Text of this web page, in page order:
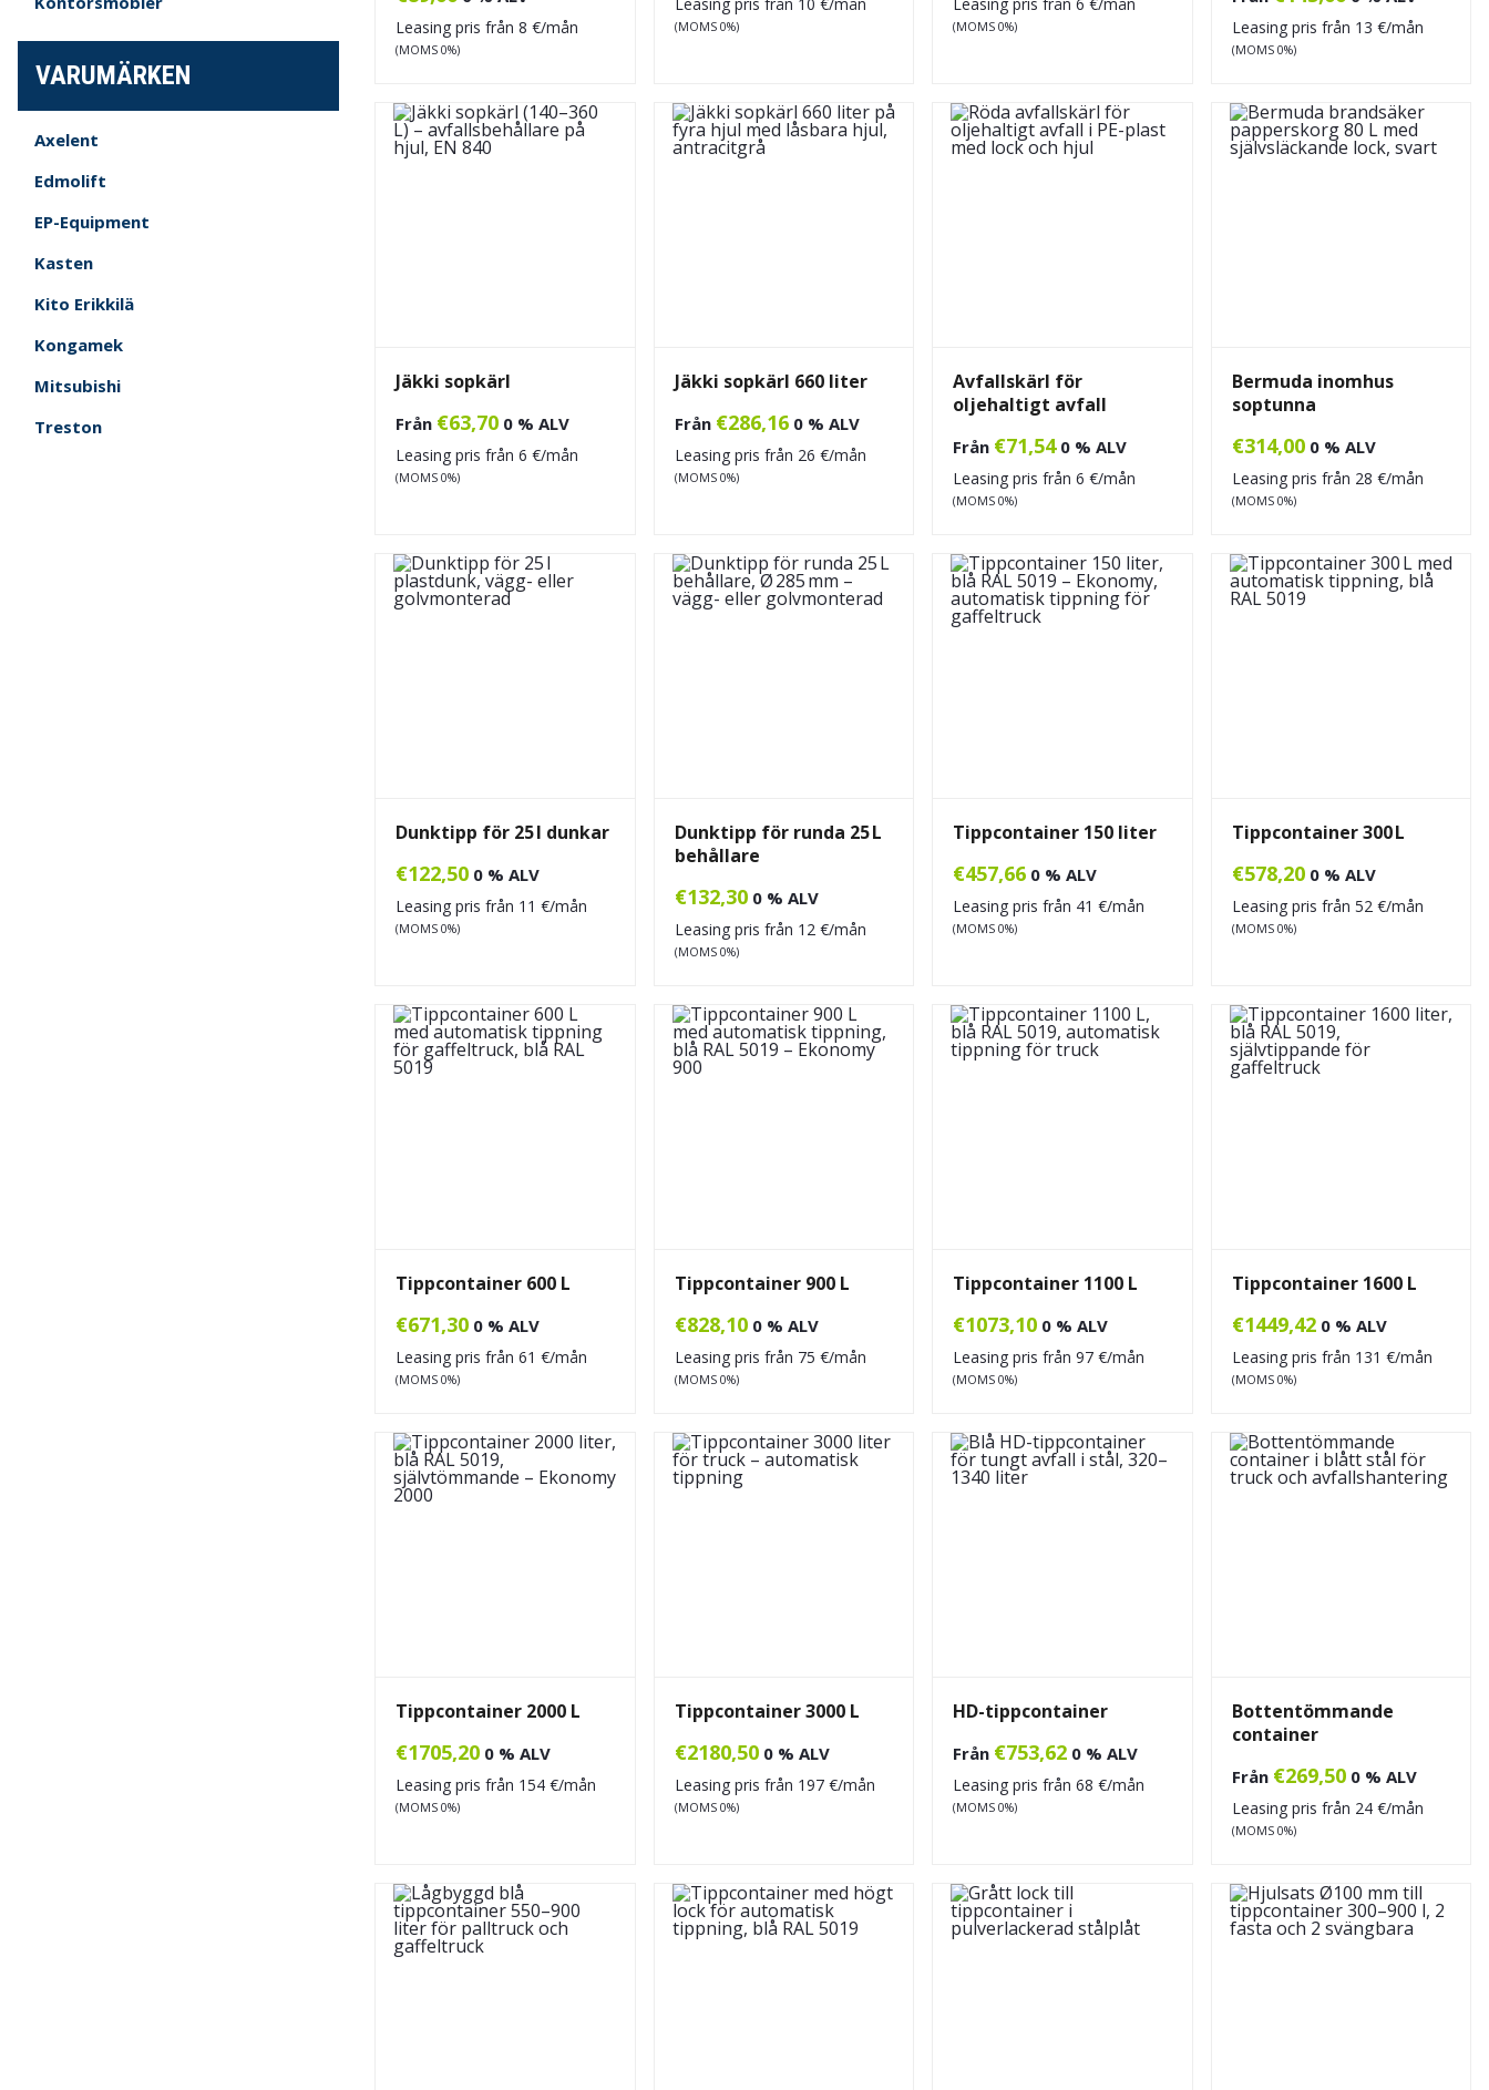
VARUMÄRKEN
Axelent
Edmolift
EP-Equipment
Kasten
Kito Erikkilä
Kongamek
Mitsubishi
Treston
Leasing pris från8 €/mån
(MOMS 0%)
(MOMS 0%) (MOMS 0%) Leasing pris från 13 €/mån
(MOMS 0%)
Jäkki sopkärl
Från €63,70 0 % ALV
Leasing pris från6 €/mån
(MOMS 0%)
Jäkki sopkärl 660 liter
Från €286,16 0 % ALV
Leasing pris från 26 €/mån
(MOMS 0%)
Avfallskärl för
oljehaltigt avfall
Från €71,54 0 % ALV
Leasing pris från6 €/mån
(MOMS 0%)
Bermuda inomhus
soptunna
€314,00 0 % ALV
Leasing pris från 28 €/mån
(MOMS 0%)
Dunktipp för 25 l dunkar
€122,50 0 % ALV
Leasing pris från 11 €/mån
(MOMS 0%)
Dunktipp för runda 25 L
behållare
€132,30 0 % ALV
Leasing pris från 12 €/mån
(MOMS 0%)
Tippcontainer 150 liter
€457,66 0 % ALV
Leasing pris från 41 €/mån
(MOMS 0%)
Tippcontainer 300 L
€578,20 0 % ALV
Leasing pris från 52 €/mån
(MOMS 0%)
Tippcontainer 600 L
€671,30 0 % ALV
Leasing pris från61 €/mån
(MOMS 0%)
Tippcontainer 900 L
€828,10 0 % ALV
Leasing pris från 75 €/mån
(MOMS 0%)
Tippcontainer 1100 L
€1073,10 0 % ALV
Leasing pris från97 €/mån
(MOMS 0%)
Tippcontainer 1600 L
€1449,42 0 % ALV
Leasing pris från 131 €/mån
(MOMS 0%)
Tippcontainer 2000 L
€1705,20 0 % ALV
Leasing pris från 154 €/mån
(MOMS 0%)
Tippcontainer 3000 L
€2180,50 0 % ALV
Leasing pris från 197€/mån
(MOMS 0%)
HD-tippcontainer
Från €753,62 0 % ALV
Leasing pris från68 €/mån
(MOMS 0%)
Bottentömmande
container
Från €269,50 0 % ALV
Leasing pris från 24€/mån
(MOMS 0%)